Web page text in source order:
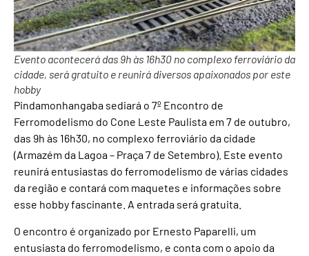
Evento acontecerá das 9h às 16h30 no complexo ferroviário da
cidade, será gratuito e reunirá diversos apaixonados por este
hobby
Pindamonhangaba sediará o 7º Encontro de
Ferromodelismo do Cone Leste Paulista em 7 de outubro,
das 9h às 16h30, no complexo ferroviário da cidade
(Armazém da Lagoa – Praça 7 de Setembro). Este evento
reunirá entusiastas do ferromodelismo de várias cidades
da região e contará com maquetes e informações sobre
esse hobby fascinante. A entrada será gratuita.
O encontro é organizado por Ernesto Paparelli, um
entusiasta do ferromodelismo, e conta com o apoio da